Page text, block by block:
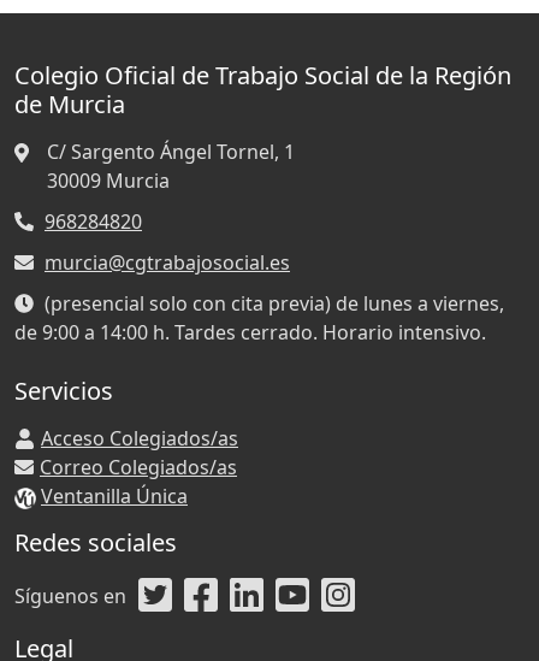
Colegio Oficial de Trabajo Social de la Región
de Murcia
C/ Sargento Ángel Tornel, 1
30009 Murcia
968284820
murcia@cgtrabajosocial.es
(presencial solo con cita previa) de lunes a viernes,
de 9:00 a 14:00 h. Tardes cerrado. Horario intensivo.
Servicios
Acceso Colegiados/as
Correo Colegiados/as
Ventanilla Única
Redes sociales
Síguenos en
Legal